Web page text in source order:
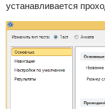
устанавливается